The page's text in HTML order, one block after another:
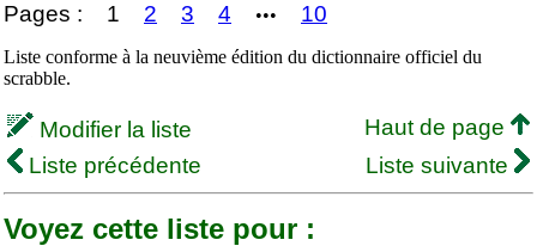
Pages : 1 2 3 4 ••• 10
Liste conforme à la neuvième édition du dictionnaire officiel du
scrabble.
Modifier la liste
Haut de page
Liste précédente
Liste suivante
Voyez cette liste pour :